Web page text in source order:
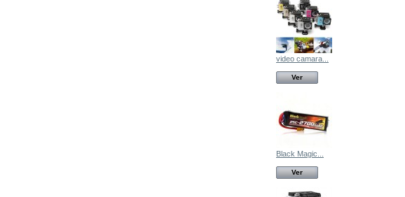
video camara...
Ver
Black Magic...
Ver